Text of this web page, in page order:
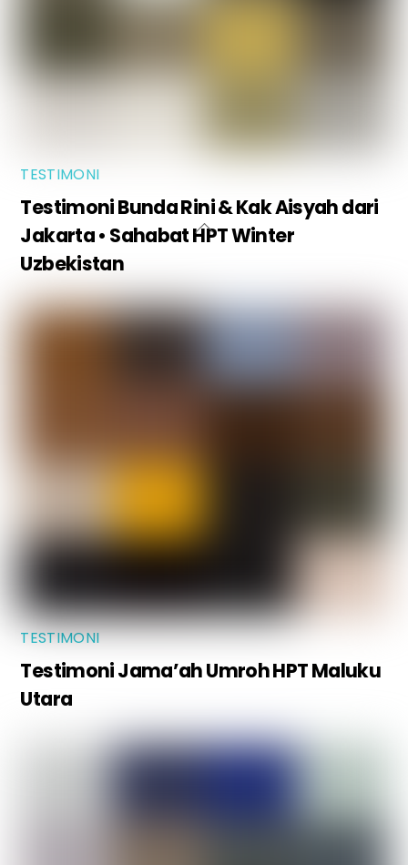
TESTIMONI
Testimoni Bunda Rini & Kak Aisyah dari
Jakarta • Sahabat HPT Winter
Uzbekistan
TESTIMONI
Testimoni Jama’ah Umroh HPT Maluku
Utara